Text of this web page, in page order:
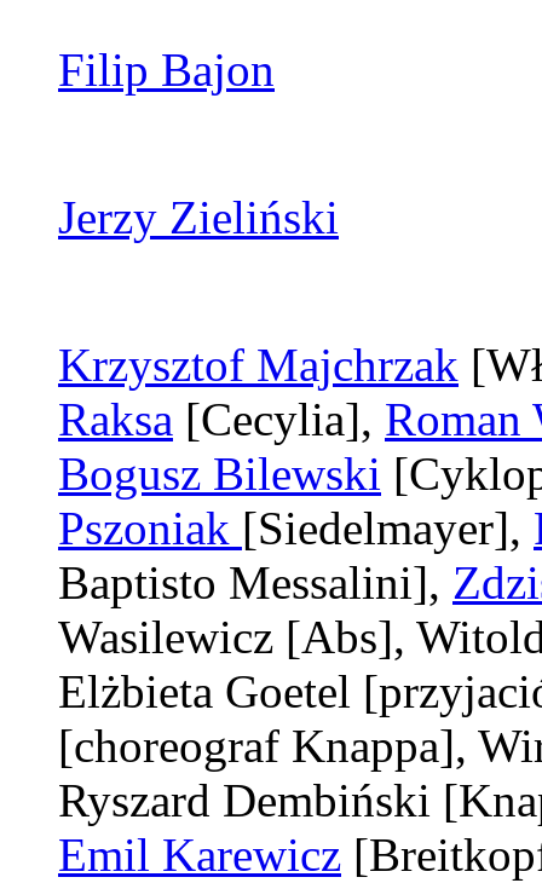
Filip Bajon
Jerzy Zieliński
Krzysztof Majchrzak
Raksa [Cecylia], Roman
Bogusz Bilewski
Pszoniak [Siedelmayer],
Baptisto Messalini],
Wasilewicz [Abs],
Elżbieta Goetel
[choreograf Knappa],
Ryszard Dembiński
Emil Karewicz